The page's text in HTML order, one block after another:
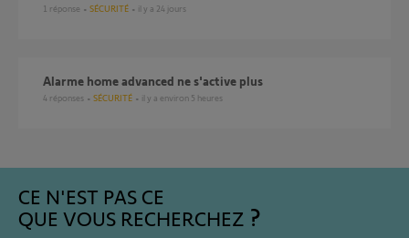
1 réponse SÉCURITÉ il y a 24 jours
Alarme home advanced ne s'active plus
4 réponses SÉCURITÉ il y a environ 5 heures
CE N'EST PAS CE
QUE VOUS RECHERCHEZ